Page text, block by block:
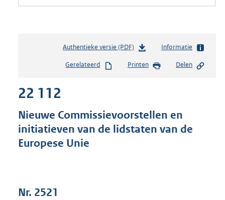
Authentieke versie (PDF)b
s
s
g
Informatie
Gerelateerd Printen Delen
22 112
Nieuwe Commissievoorstellen en
initiatieven van de lidstaten van de
Europese Unie
Nr. 2521